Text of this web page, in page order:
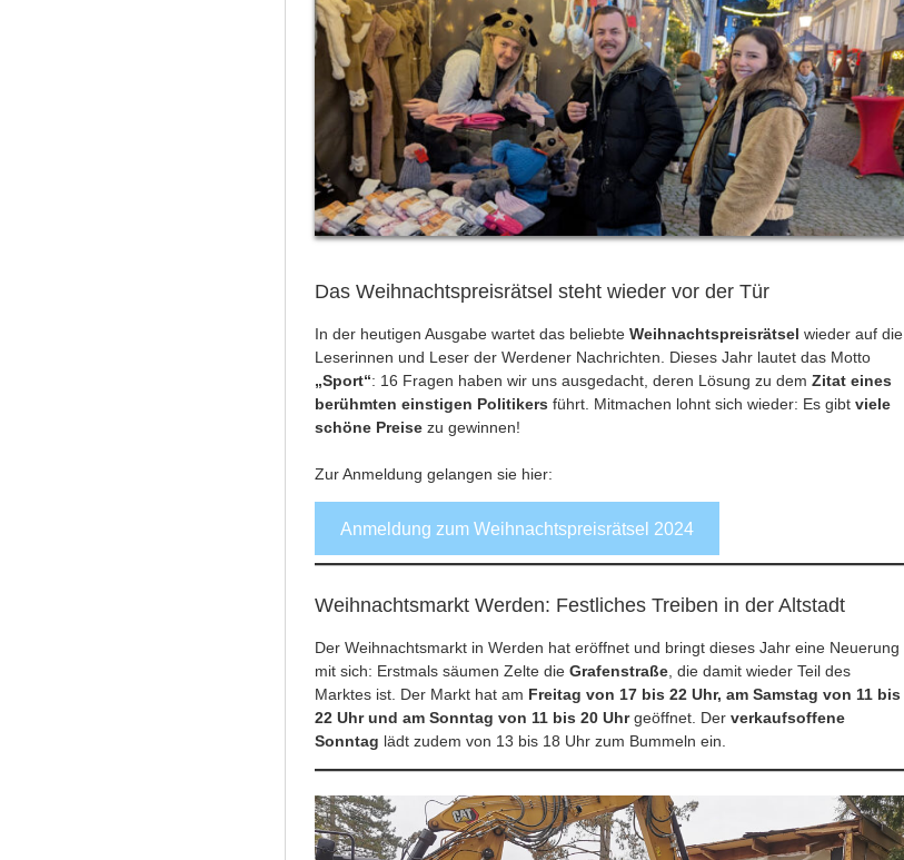
Das Weihnachtspreisrätsel steht wieder vor der Tür
In der heutigen Ausgabe wartet das beliebte Weihnachtspreisrätsel wieder auf die
Leserinnen und Leser der Werdener Nachrichten. Dieses Jahr lautet das Motto
„Sport“: 16 Fragen haben wir uns ausgedacht, deren Lösung zu dem Zitat eines
berühmten einstigen Politikers führt. Mitmachen lohnt sich wieder: Es gibt viele
schöne Preisezu gewinnen!
Zur Anmeldung gelangen sie hier:
Anmeldung zum Weihnachtspreisrätsel 2024
Weihnachtsmarkt Werden: Festliches Treiben in der Altstadt
Der Weihnachtsmarkt in Werden hat eröffnet und bringt dieses Jahr eine Neuerung
mit sich: Erstmals säumen Zelte die Grafenstraße, die damit wieder Teil des
Marktes ist. Der Markt hat am Freitag von 17 bis 22 Uhr, am Samstag von 11 bis
22 Uhr und am Sonntag von 11 bis 20 Uhrgeöffnet. Der verkaufsoffene
Sonntag lädt zudem von 13 bis 18 Uhr zum Bummeln ein.